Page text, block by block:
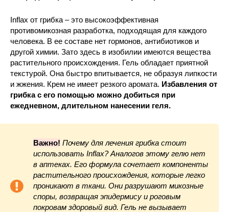
Inflax от грибка – это высокоэффективная
противомикозная разработка, подходящая для каждого
человека. В ее составе нет гормонов, антибиотиков и
другой химии. Зато здесь в изобилии имеются вещества
растительного происхождения. Гель обладает приятной
текстурой. Она быстро впитывается, не образуя липкости
и жжения. Крем не имеет резкого аромата. Избавления от
грибка с его помощью можно добиться при
ежедневном, длительном нанесении геля.
Важно! Почему для лечения грибка стоит
использовать Inflax? Аналогов этому гелю нет
в аптеках. Его формула сочетает компоненты
растительного происхождения, которые легко
проникают в ткани. Они разрушают микозные
споры, возвращая эпидермису и роговым
покровам здоровый вид. Гель не вызывает